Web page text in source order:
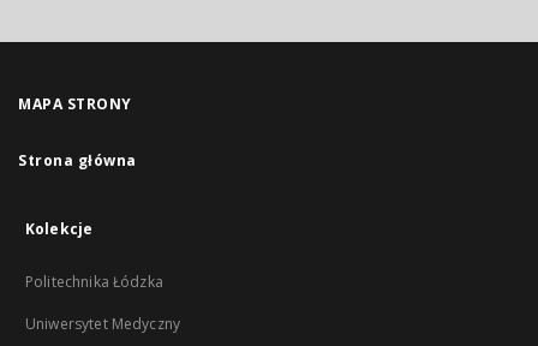
MAPA STRONY
Strona główna
Kolekcje
Politechnika Łódzka
Uniwersytet Medyczny